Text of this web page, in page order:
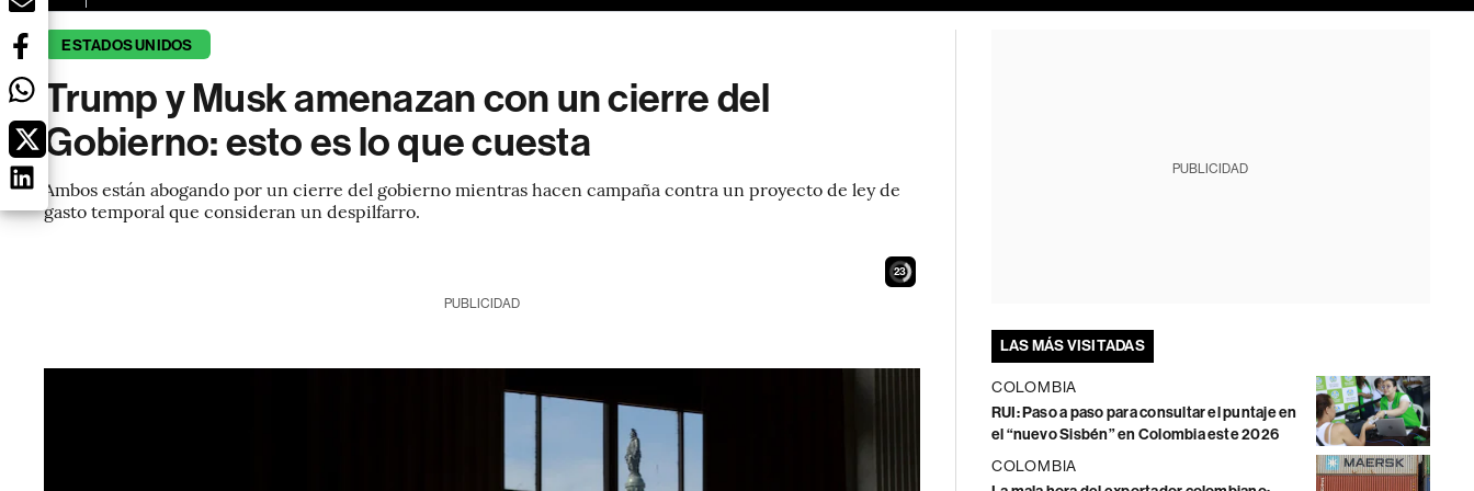
ESTADOS UNIDOS
Trump y Musk amenazan con un cierre del
Gobierno: esto es lo que cuesta
Ambos están abogando por un cierre del gobierno mientras hacen campaña contra un proyecto de ley de
gasto temporal que consideran un despilfarro.
22
PUBLICIDAD
PUBLICIDAD
LAS MÁS VISITADAS
COLOMBIA
RUI: Paso a paso para consultar el puntaje en
el “nuevo Sisbén” en Colombia este 2026
COLOMBIA